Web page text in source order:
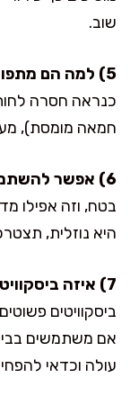
שוב.
5) למה הם מתפוררים ולא נתפסים?
כנראה חסרה
חמאה מומסת),
6) אפשר להשתמש בריבת חלב ביתית?
בטח, וזה אפילו
היא נוזלית,
7) איזה ביסקוויטים הכי טובים?
ביסקוויטים
אם משתמשים
עולה וכדאי